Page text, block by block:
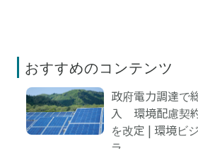
おすすめのコンテンツ
政府電力調達で
入 環境配慮契
を改定 | 環境ビ
ラ...